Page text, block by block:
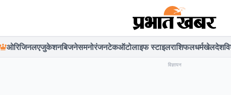
ओरिजिनलएजुकेशनबिजनेसमनोरंजनटेकऑटोलाइफ स्टाइलराशिफलधर्मखेलदेश
विज्ञापन